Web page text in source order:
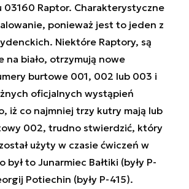
Raptor. Charakterystyczne
ponieważ jest to jeden z
Niektóre Raptory, są
na biało, otrzymują nowe
burtowe 001, 002 lub 003 i
oficjalnych wystąpień
iż co najmniej trzy kutry mają lub
002, trudno stwierdzić, który
użyty w czasie ćwiczeń w
był to Junarmiec Bałtiki (były P-
Potiechin (były P-415).